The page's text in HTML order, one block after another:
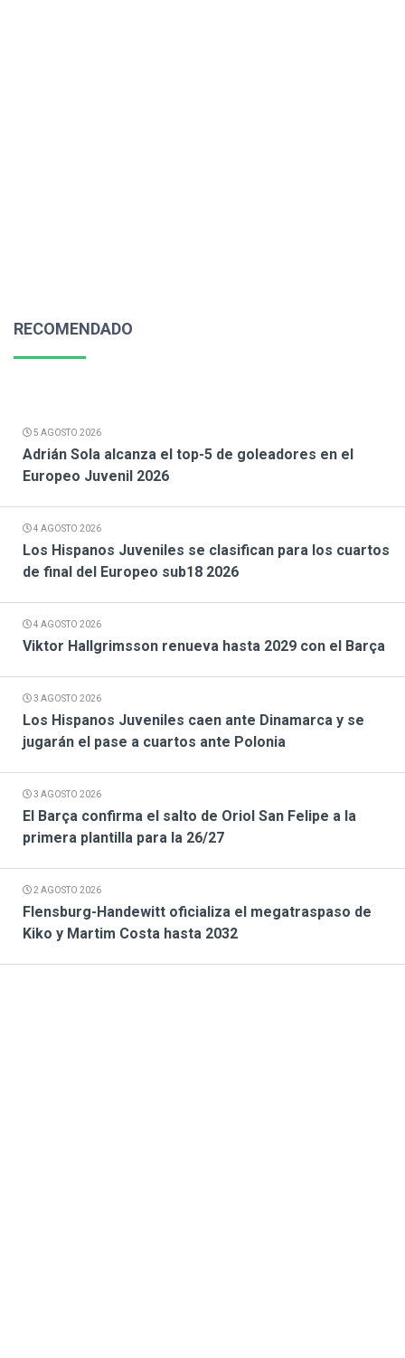
RECOMENDADO
5 AGOSTO 2026
Adrián Sola alcanza el top-5 de goleadores en el
Europeo Juvenil 2026
4 AGOSTO 2026
Los Hispanos Juveniles se clasifican para los cuartos
de final del Europeo sub18 2026
4 AGOSTO 2026
Viktor Hallgrimsson renueva hasta 2029 con el Barça
3 AGOSTO 2026
Los Hispanos Juveniles caen ante Dinamarca y se
jugarán el pase a cuartos ante Polonia
3 AGOSTO 2026
El Barça confirma el salto de Oriol San Felipe a la
primera plantilla para la 26/27
2 AGOSTO 2026
Flensburg-Handewitt oficializa el megatraspaso de
Kiko y Martim Costa hasta 2032